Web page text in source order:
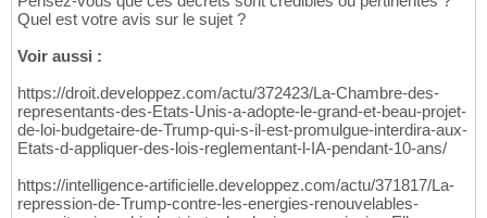
Quel est votre avis sur le sujet ?
Voir aussi :
https://droit.developpez.com/actu/372423/La-Chambre-des-
representants-des-Etats-Unis-a-adopte-le-grand-et-beau-projet-
de-loi-budgetaire-de-Trump-qui-s-il-est-promulgue-interdira-aux-
Etats-d-appliquer-des-lois-reglementant-l-IA-pendant-10-ans/
https://intelligence-artificielle.developpez.com/actu/371817/La-
repression-de-Trump-contre-les-energies-renouvelables-